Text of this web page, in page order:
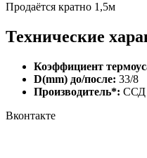
Продаётся кратно 1,5м
Технические
Коэффициент
D(mm) до/после: 33/8
Производитель*: ССД
Вконтакте